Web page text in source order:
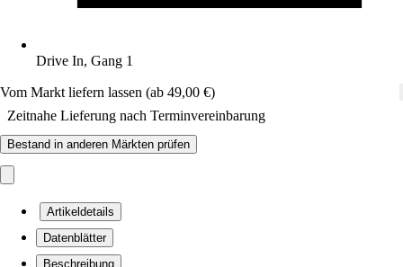
Drive In, Gang 1
Vom Markt liefern lassen (ab 49,00 €)
Zeitnahe Lieferung nach Terminvereinbarung
Bestand in anderen Märkten prüfen
Artikeldetails
Datenblätter
Beschreibung